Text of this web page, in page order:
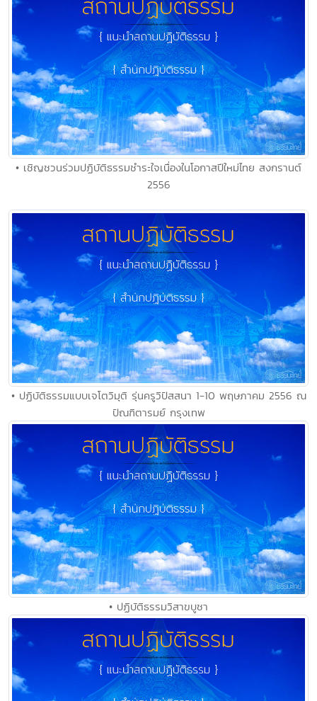
• เชิญชวนร่วมปฏิบัติธรรมชำระใจเนื่องในโอกาสปีใหม่ไทย สงกรานต์
2556
• ปฏิบัติธรรมแบบเจโตวิมุติ รุ่นครูวิปัสสนา 1-10 พฤษภาคม 2556 ณ
ปัณฑิตารมย์ กรุงเทพ
• ปฏิบัติธรรมวิสาขบูชา